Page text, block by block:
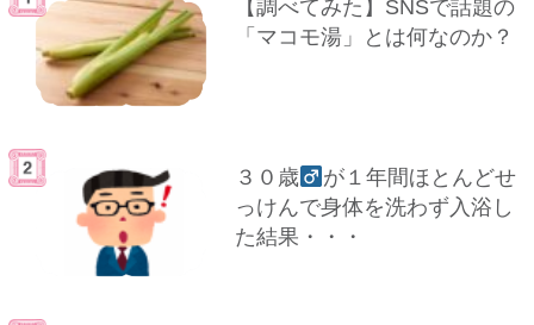
【調べてみた】SNSで話題の
「マコモ湯」とは何なのか？
３０歳
が１年間ほとんどせ
っけんで身体を洗わず入浴し
た結果・・・